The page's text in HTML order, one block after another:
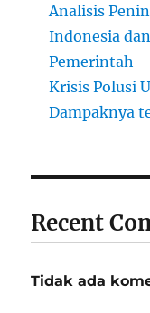
Analisis
Indonesia
Pemerintah
Krisis Polusi
Dampaknya
Recent
Tidak ada